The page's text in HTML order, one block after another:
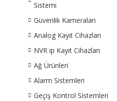
Sistemi
Güvenlik Kameraları
Analog Kayıt Cihazları
NVR ip Kayıt Cihazları
Ağ Ürünleri
Alarm Sistemleri
Geçiş Kontrol Sistemleri